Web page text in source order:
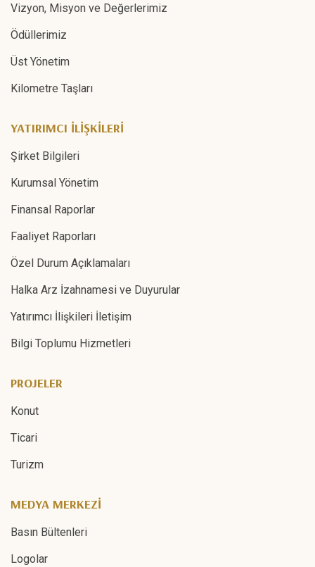
Vizyon, Misyon ve Değerlerimiz
Ödüllerimiz
Üst Yönetim
Kilometre Taşları
YATIRIMCI İLİŞKİLERİ
Şirket Bilgileri
Kurumsal Yönetim
Finansal Raporlar
Faaliyet Raporları
Özel Durum Açıklamaları
Halka Arz İzahnamesi ve Duyurular
Yatırımcı İlişkileri İletişim
Bilgi Toplumu Hizmetleri
PROJELER
Konut
Ticari
Turizm
MEDYA MERKEZİ
Basın Bültenleri
Logolar